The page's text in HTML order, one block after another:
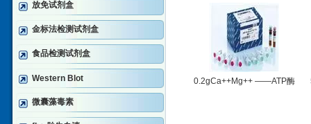
放免试剂盒
金标法检测试剂盒
食品检测试剂盒
Western Blot
微囊藻毒素
0.2gCa++Mg++ ——ATP酶